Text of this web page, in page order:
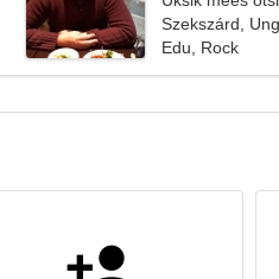
Szekszárd,
Edu, Rock